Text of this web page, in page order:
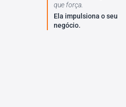
que força.
Ela impulsiona o seu
negócio.